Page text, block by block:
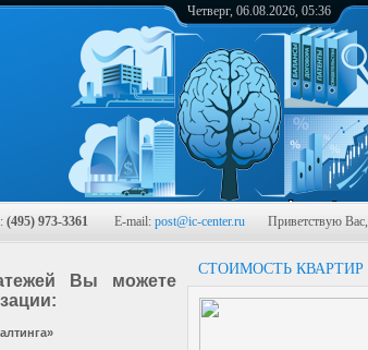
Четверг, 06.08.2026, 05:36
(495) 973-3361 E-mail: post@ic-center.ru Приветствую Вас,
СТОИМОСТЬ КВАРТИР
Вы можете